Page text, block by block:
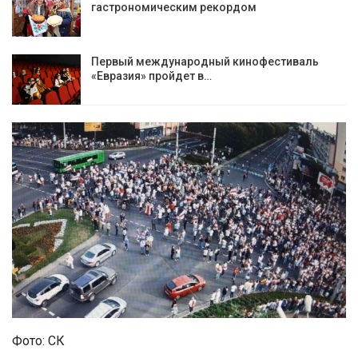
гастрономическим рекордом
Первый международный кинофестиваль
«Евразия» пройдет в…
Фото: СК